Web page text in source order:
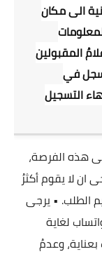
الى مكان
المقبولين
في
التسجيل
هذه الفرصة،
ان لا يقوم أكثرُ
الطلب. • يرجى
لغاية
وعدمُ